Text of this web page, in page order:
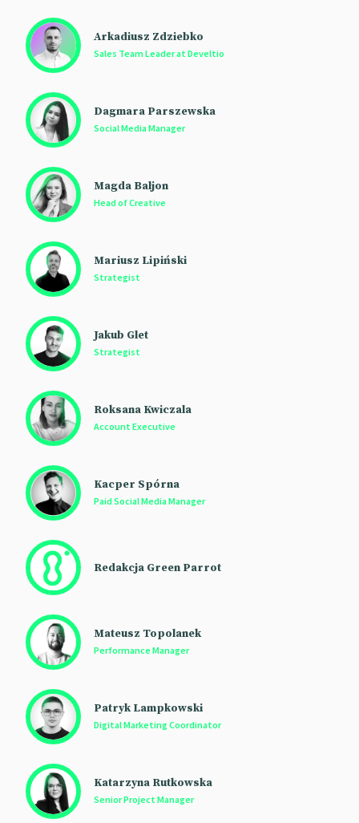
Arkadiusz Zdziebko
Sales Team Leader at Develtio
Dagmara Parszewska
Social Media Manager
Magda Baljon
Head of Creative
Mariusz Lipiński
Strategist
Jakub Glet
Strategist
Roksana Kwiczala
Account Executive
Kacper Spórna
Paid Social Media Manager
Redakcja Green Parrot
Mateusz Topolanek
Performance Manager
Patryk Lampkowski
Digital Marketing Coordinator
Katarzyna Rutkowska
Senior Project Manager